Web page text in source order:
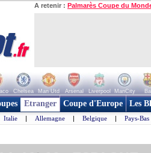
A retenir : Palmarès Coupe du
Chelsea Man Utd Arsenal Liverpool ManCity
Etranger Coupe d'Europe Les
Italie | Allemagne | Belgique | Pays-Bas